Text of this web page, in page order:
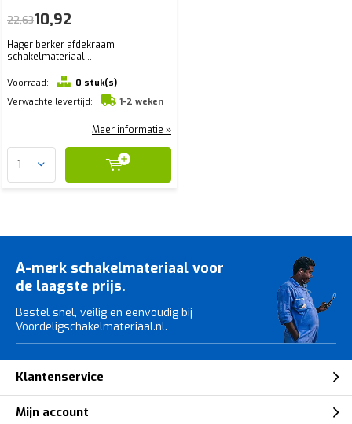
Hager berker afdekraam
schakelmateriaal ...
Voorraad:
0 stuk(s)
Verwachte levertijd:
1-2 weken
22,6310,92
Meer informatie »
A-merk schakelmateriaal voor
de laagste prijs.
Bestel snel, veilig en eenvoudig bij
Voordeligschakelmateriaal.nl.
Klantenservice
Mijn account